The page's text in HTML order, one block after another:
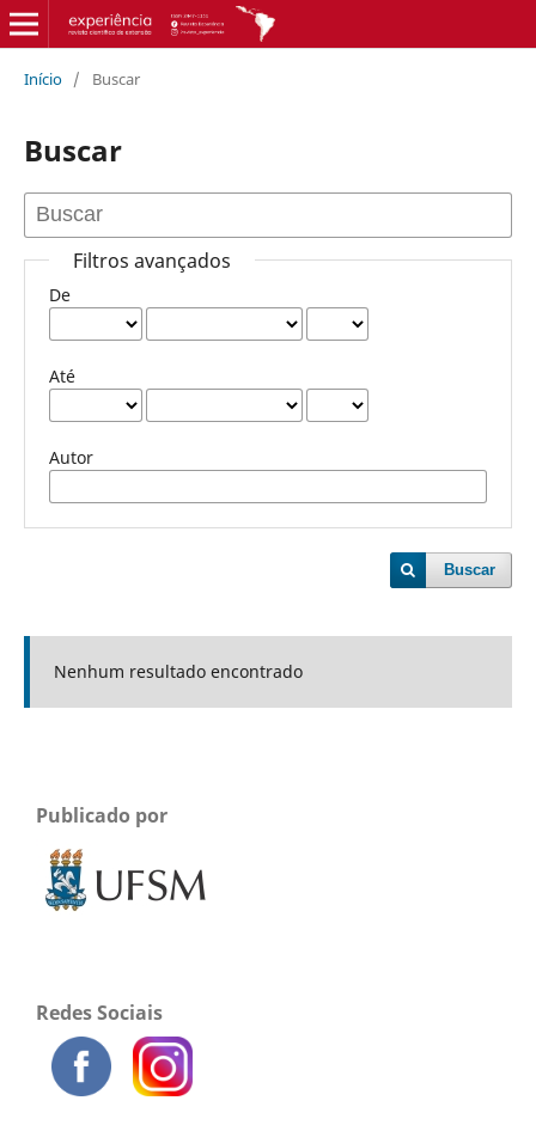
Início / Buscar
Buscar
Filtros avançados
De
Até
Autor
Buscar
Nenhum resultado encontrado
Publicado por
Redes Sociais